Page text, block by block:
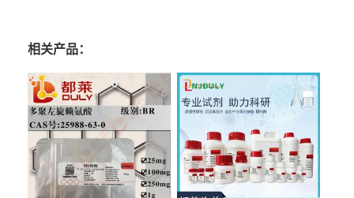
相关产品：